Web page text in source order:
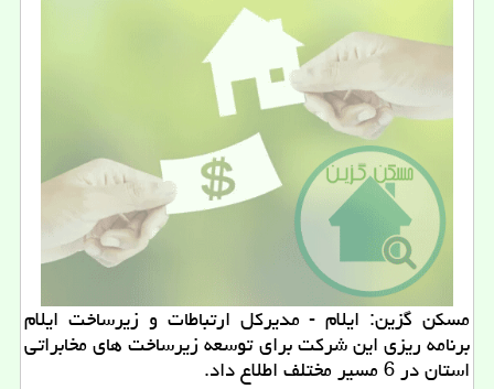
مسكن گزین: ایلام - مدیركل ارتباطات و زیرساخت ایلام
برنامه ریزی این شركت برای توسعه زیرساخت های مخابراتی
استان در 6 مسیر مختلف اطلاع داد.